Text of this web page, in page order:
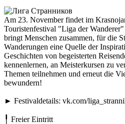
Am 23. November findet im
Touristenfestival "Liga der
bringt Menschen zusammen, für die
Wanderungen eine Quelle der
Geschichten von begeisterten
kennenlernen, an Meisterkursen zu
Themen teilnehmen und erneut die
bewundern!
► Festivaldetails: vk.com/
╿ Freier Eintritt